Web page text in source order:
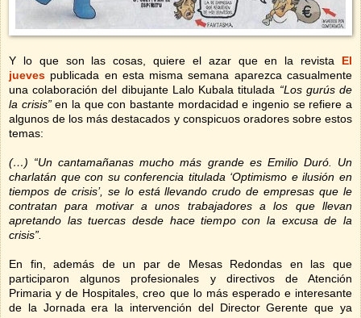
Y lo que son las cosas, quiere el azar que en la revista El
jueves publicada en esta misma semana aparezca casualmente
una colaboración del dibujante Lalo Kubala titulada “Los gurús de
la crisis”en la que con bastante mordacidad e ingenio se refiere a
algunos de los más destacados y conspicuos oradores sobre estos
temas:
(…) “Un cantamañanas mucho más grande es Emilio Duró. Un
charlatán que con su conferencia titulada ‘Optimismo e ilusión en
tiempos de crisis’, se lo está llevando crudo de empresas que le
contratan para motivar a unos trabajadores a los que llevan
apretando las tuercas desde hace tiempo con la excusa de la
crisis”.
En fin, además de un par de Mesas Redondas en las que
participaron algunos profesionales y directivos de Atención
Primaria y de Hospitales, creo que lo más esperado e interesante
de la Jornada era la intervención del Director Gerente que ya